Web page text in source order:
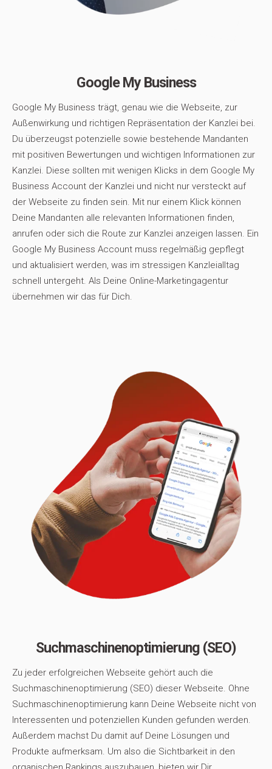
Google My Business
Google My Business trägt, genau wie die Webseite, zur
Außenwirkung und richtigen Repräsentation der Kanzlei bei.
Du überzeugst potenzielle sowie bestehende Mandanten
mit positiven Bewertungen und wichtigen Informationen zur
Kanzlei. Diese sollten mit wenigen Klicks in dem Google My
Business Account der Kanzlei und nicht nur versteckt auf
der Webseite zu finden sein. Mit nur einem Klick können
Deine Mandanten alle relevanten Informationen finden,
anrufen oder sich die Route zur Kanzlei anzeigen lassen. Ein
Google My Business Account muss regelmäßig gepflegt
und aktualisiert werden, was im stressigen Kanzleialltag
schnell untergeht. Als Deine Online-Marketingagentur
übernehmen wir das für Dich.
Suchmaschinenoptimierung (SEO)
Zu jeder erfolgreichen Webseite gehört auch die
Suchmaschinenoptimierung (SEO) dieser Webseite. Ohne
Suchmaschinenoptimierung kann Deine Webseite nicht von
Interessenten und potenziellen Kunden gefunden werden.
Außerdem machst Du damit auf Deine Lösungen und
Produkte aufmerksam. Um also die Sichtbarkeit in den